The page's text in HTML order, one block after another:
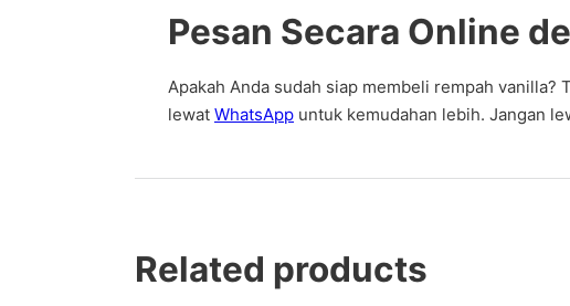
Pesan Secara Online
Apakah Anda sudah siap membeli rempah vanilla?
lewat WhatsApp untuk kemudahan lebih. Jangan
Related products